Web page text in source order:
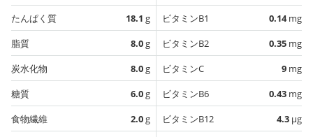
たんぱく質
18.1 g
脂質
8.0g
炭水化物
8.0g
糖質
6.0g
食物繊維
2.0g
ビタミンB1
0.14mg
ビタミンB2
0.35 mg
ビタミンC
9 mg
ビタミンB6
0.43 mg
ビタミンB12
4.3 µg